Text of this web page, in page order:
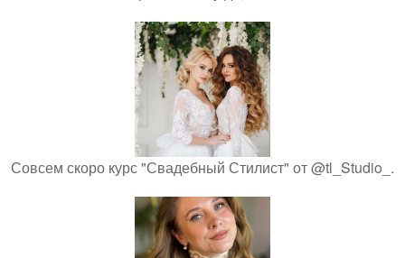
Совсем скоро курс "Свадебный Стилист" от @tl_Studio_.